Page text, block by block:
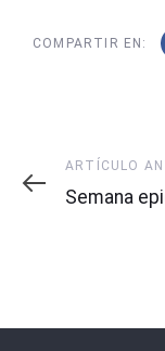
COMPARTIR EN:
Artículo
Anterior
ARTÍCULO
Semana